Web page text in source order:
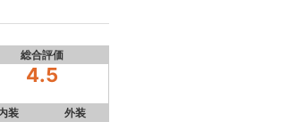
総合評価
4.5
装 外装